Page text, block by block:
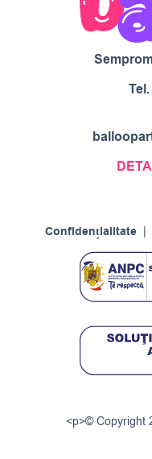
Tel.
Confidențialitate
<p>© Copyright